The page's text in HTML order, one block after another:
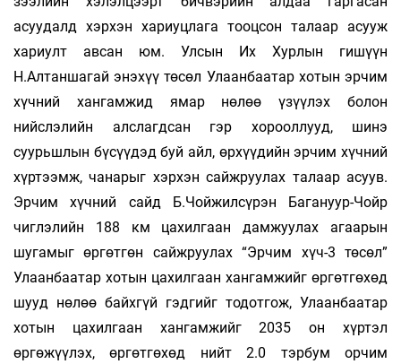
асуудалд хэрхэн хариуцлага тооцсон талаар асууж
хариулт авсан юм. Улсын Их Хурлын гишүүн
Н.Алтаншагай энэхүү төсөл Улаанбаатар хотын эрчим
хүчний хангамжид ямар нөлөө үзүүлэх болон
нийслэлийн алслагдсан гэр хорооллууд, шинэ
суурьшлын бүсүүдэд буй айл, өрхүүдийн эрчим хүчний
хүртээмж, чанарыг хэрхэн сайжруулах талаар асуув.
Эрчим хүчний сайд Б.Чойжилсүрэн Багануур-Чойр
чиглэлийн 188 км цахилгаан дамжуулах агаарын
шугамыг өргөтгөн сайжруулах “Эрчим хүч-3 төсөл”
Улаанбаатар хотын цахилгаан хангамжийг өргөтгөхөд
шууд нөлөө байхгүй гэдгийг тодотгож, Улаанбаатар
хотын цахилгаан хангамжийг 2035 он хүртэл
өргөжүүлэх, өргөтгөхөд нийт 2.0 тэрбум орчим